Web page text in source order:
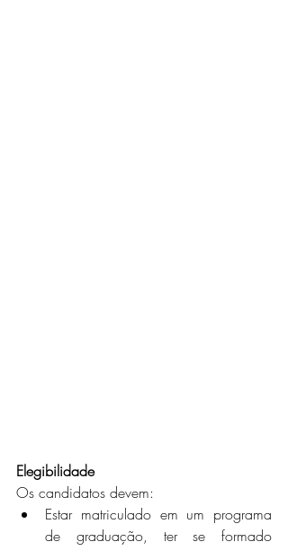
Elegibilidade
Os candidatos devem:
Estar matriculado em um programa
de graduação, ter se formado